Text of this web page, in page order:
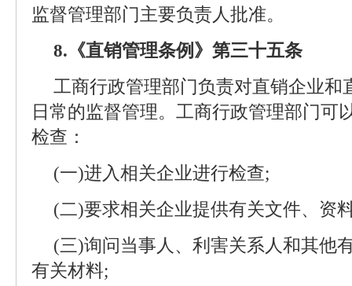
监督管理部门主要负责人批准。
8.《直销管理条例》第三十五条
工商行政管理部门负责对直销企业和
日常的监督管理。工商行政管理部门可
检查：
(一)进入相关企业进行检查;
(二)要求相关企业提供有关文件、资
(三)询问当事人、利害关系人和其他
有关材料;